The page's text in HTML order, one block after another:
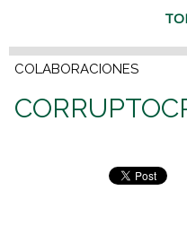
COLABORACIONES